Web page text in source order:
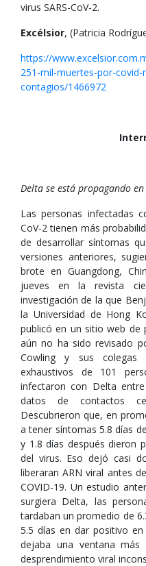
virus SARS-CoV-2.
Excélsior, (Patricia
https://
251-mil-muertes-por-
contagios/1466972
Delta se está propagando en
Las personas infectadas
CoV-2 tienen más
de desarrollar síntomas
versiones anteriores,
brote en Guangdong,
jueves en la revista
investigación de la que
la Universidad de Hong
publicó en un sitio web de
aún no ha sido revisado
Cowling y sus colegas
exhaustivos de 101
infectaron con Delta
datos de contactos
Descubrieron que, en
a tener síntomas 5.8 días
y 1.8 días después dieron
del virus. Eso dejó casi
liberaran ARN viral antes
COVID-19. Un estudio
surgiera Delta, las
tardaban un promedio de
5.5 días en dar positivo
dejaba una ventana
desprendimiento viral